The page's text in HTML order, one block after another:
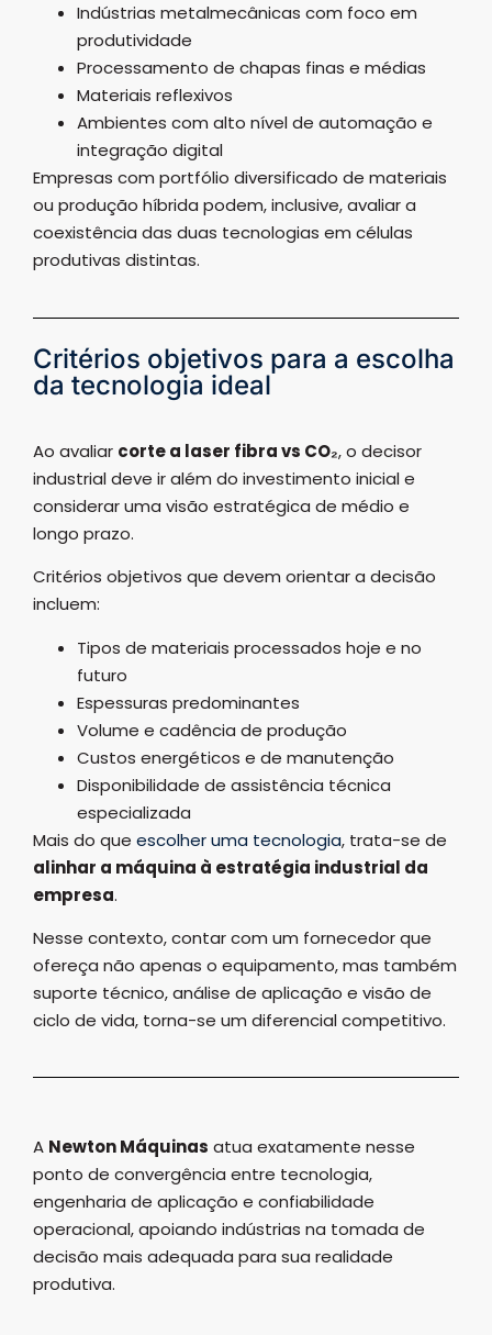
Indústrias metalmecânicas com foco em
produtividade
Processamento de chapas finas e médias
Materiais reflexivos
Ambientes com alto nível de automação e
integração digital
Empresas com portfólio diversificado de materiais
ou produção híbrida podem, inclusive, avaliar a
coexistência das duas tecnologias em células
produtivas distintas.
Critérios objetivos para a escolha
da tecnologia ideal
Ao avaliar corte a laser fibra vs CO₂, o decisor
industrial deve ir além do investimento inicial e
considerar uma visão estratégica de médio e
longo prazo.
Critérios objetivos que devem orientar a decisão
incluem:
Tipos de materiais processados hoje e no
futuro
Espessuras predominantes
Volume e cadência de produção
Custos energéticos e de manutenção
Disponibilidade de assistência técnica
especializada
Mais do que escolher uma tecnologia, trata-se de
alinhar a máquina à estratégia industrial da
empresa.
Nesse contexto, contar com um fornecedor que
ofereça não apenas o equipamento, mas também
suporte técnico, análise de aplicação e visão de
ciclo de vida, torna-se um diferencial competitivo.
A Newton Máquinas atua exatamente nesse
ponto de convergência entre tecnologia,
engenharia de aplicação e confiabilidade
operacional, apoiando indústrias na tomada de
decisão mais adequada para sua realidade
produtiva.